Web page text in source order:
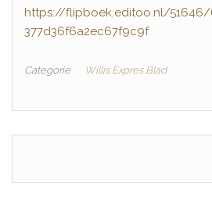
https://flipboek.editoo.nl/
377d36f6a2ec67f9c9f
Categorie Willis Expres Blad